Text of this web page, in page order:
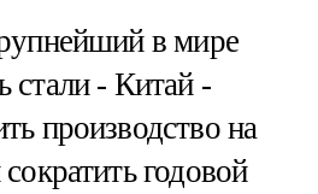
в мире
стали - Китай -
производство на
годовой